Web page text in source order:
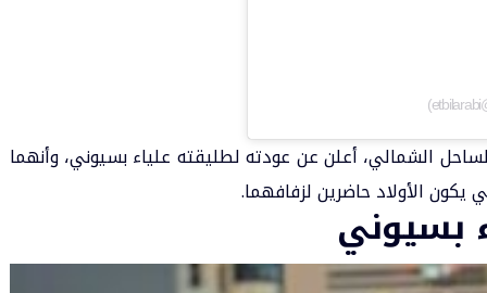
الشمالي، أعلن عن عودته لطليقته علياء بسيوني، وأنهما
الأولاد حاضرين لزفافهما.
بسيوني